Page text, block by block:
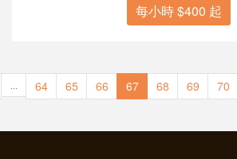
每小時 $400 起
64 65 66 67 68 69 70